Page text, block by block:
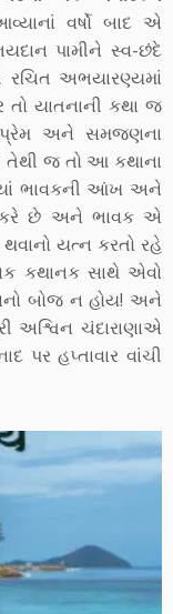
વર્ષો બાદ એ
પામીને સ્વ-છંદે
રચિત અભયારણ્યમાં
યાતનાની કથા જ
પ્રેમ અને સમજણના
તેથી જ તો આ કથાના
ભાવકની આંખ અને
કરે છે અને ભાવક એ
યત્ન કરતો રહે
કથાનક સાથે એવો
બોજ ન હોય! અને
અશ્વિન ચંદારાણાએ
પર હપ્તાવાર વાંચી